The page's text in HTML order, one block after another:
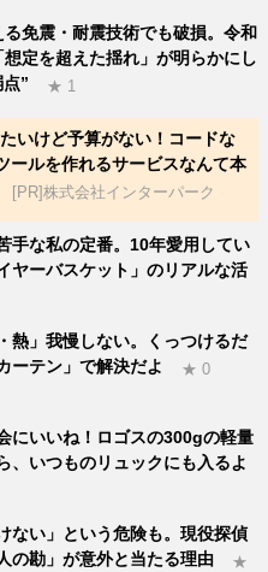
る免震・耐震技術でも破損。令和
定を超えた揺れ」が明らかにし
”
★ 1
いけど予算がない！コードな
ールを作れるサービスなんて本
[PR]株式会社インターパーク
手な私の定番。10年愛用してい
ヤーバスケット」のリアルな活
熱」我慢しない。くっつけるだ
ーテン」で解決だよ
★ 0
にいいね！ロゴスの300gの軽量
、いつものリュックにも入るよ
ない」という危険も。現役探偵
の勘」が意外と当たる理由
★